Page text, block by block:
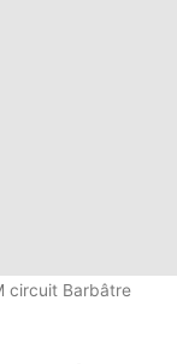
circuit Barbâtre